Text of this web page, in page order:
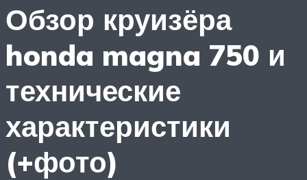
Обзор круизёра
honda magna 750 и
технические
характеристики
(+фото)